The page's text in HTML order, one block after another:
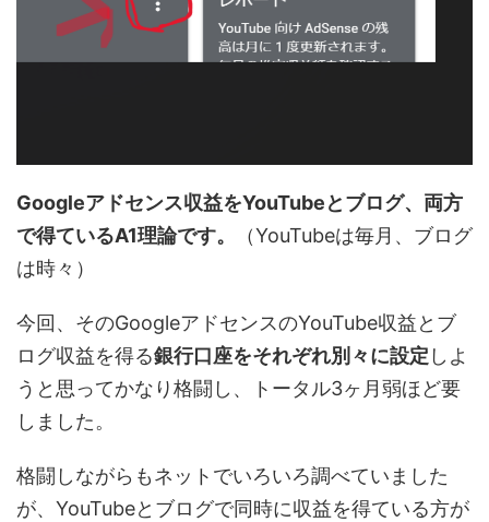
Googleアドセンス収益をYouTubeとブログ、両方
で得ているA1理論です。
（YouTubeは毎月、ブログ
は時々）
今回、そのGoogleアドセンスのYouTube収益とブ
ログ収益を得る銀行口座をそれぞれ別々に設定 しよ
うと思ってかなり格闘し、トータル3ヶ月弱ほど要
しました。
格闘しながらもネットでいろいろ調べていました
が、YouTubeとブログで同時に収益を得ている方が